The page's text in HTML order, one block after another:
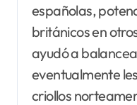
españolas,
británicos en
ayudó a
eventualmente
criollos